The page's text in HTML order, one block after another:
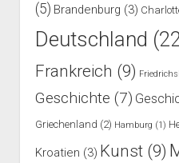
(5) Brandenburg (3)
Deutschland
Frankreich (9)
Geschichte (7)
Griechenland (2) Hamburg (1)
Kroatien (3) Kunst(9)